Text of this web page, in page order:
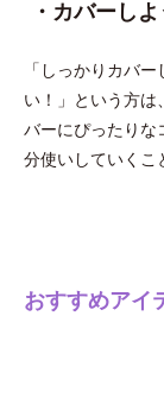
・カバーし
「しっかりカバ
い！」という方は
バーにぴったりな
分使いしていくこ
おすすめアイ